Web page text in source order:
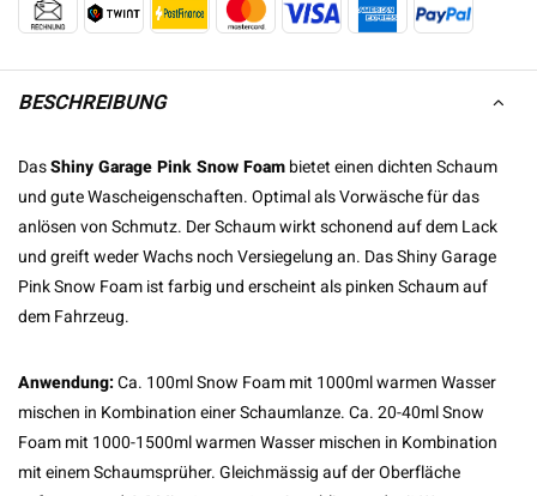
BESCHREIBUNG
DasShiny Garage Pink Snow Foambietet einen dichten Schaum
und gute Wascheigenschaften. Optimal als Vorwäsche für das
anlösen von Schmutz. Der Schaum wirkt schonend auf dem Lack
und greift weder Wachs noch Versiegelung an. Das Shiny Garage
Pink Snow Foam ist farbig und erscheint als pinken Schaum auf
dem Fahrzeug.
Anwendung:Ca. 100ml Snow Foam mit 1000ml warmen Wasser
mischen in Kombination einer Schaumlanze. Ca. 20-40ml Snow
Foam mit 1000-1500ml warmen Wasser mischen in Kombination
mit einem Schaumsprüher. Gleichmässig auf der Oberfläche